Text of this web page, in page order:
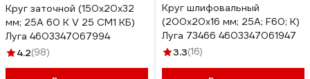
Круг заточной (150х20х32
мм; 25А 60 K V 25 СМ1 КБ)
Луга 4603347067994
4.2(98)
Круг шлифовальный
(200х20х16 мм; 25А; F60; K)
Луга 73466 4603347061947
3.3(16)